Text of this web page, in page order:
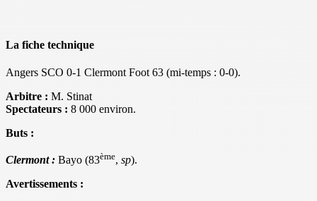
La fiche technique
Angers SCO 0-1 Clermont Foot 63 (mi-temps : 0-0).
Arbitre : M. Stinat
Spectateurs : 8 000 environ.
Buts :
Clermont : Bayo (83ème, sp).
Avertissements :